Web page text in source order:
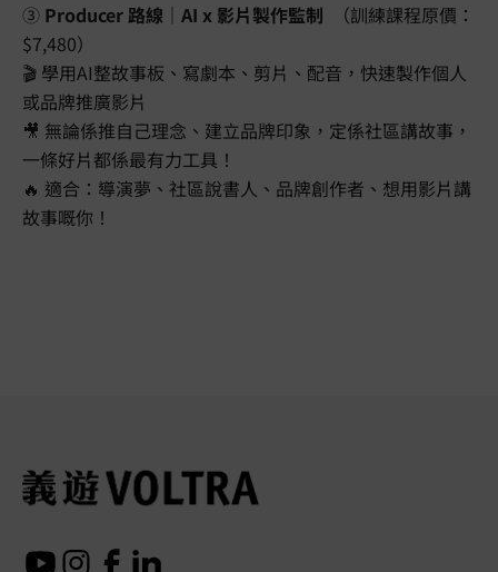
③ Producer路線｜ AI x 影片製作監制
（訓練課程原價：
$7,480）
🎬 學用AI整故事板、寫劇本、剪片、配音，快速製作個人
或品牌推廣影片
🎥 無論係推自己理念、建立品牌印象，定係社區講故事，
一條好片都係最有力工具！
🔥 適合：導演夢、社區說書人、品牌創作者、想用影片講
故事嘅你！